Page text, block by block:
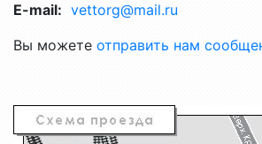
E-mail: vettorg@mail.ru
Вы можете отправить нам